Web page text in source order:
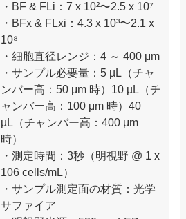
・BF & FLi：7 x 10²〜2.5 x 10⁷
・BFx & FLxi：4.3 x 10³〜2.1 x
10⁸
・細胞直径レンジ：4 ～ 400 μm
・サンプル必要量：5 µL（チャ
ンバー高：50 μm 時）10 µL（チ
ャンバー高：100 μm 時）40
µL（チャンバー高：400 μm
時）
・測定時間：3秒（明視野 @ 1 x
106 cells/mL）
・サンプル測定面の材質：光学
サファイア